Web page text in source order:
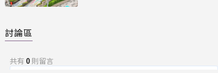
討論區
共有 0則留言